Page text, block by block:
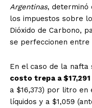
Argentinas, determinó
los impuestos sobre
Dióxido de Carbono,
se perfeccionen entre
En el caso de la
costo trepa a $17,291
a $16,373) por litro
líquidos y a $1,059